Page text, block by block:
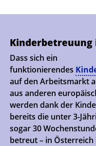
Kinderbetreuung
Dass sich ein
funktionierendes
auf den Arbeitsmarkt
aus anderen
werden dank der
bereits die unter 3-
sogar 30
betreut – in